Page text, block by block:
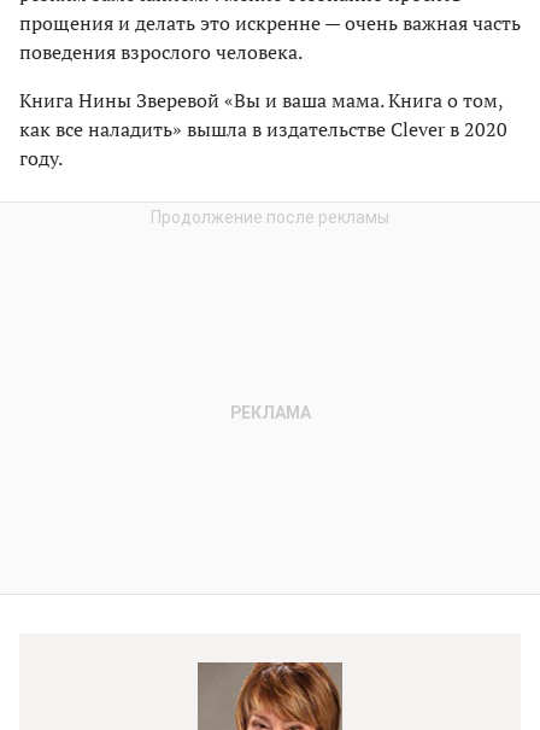
прощения и делать это искренне — очень важная часть
поведения взрослого человека.
Книга Нины Зверевой «Вы и ваша мама. Книга о том,
как все наладить» вышла в издательстве Clever в 2020
году.